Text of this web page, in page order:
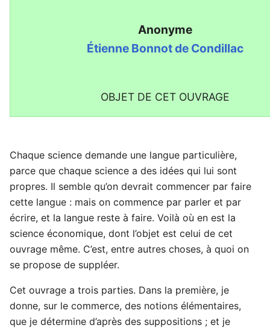
Anonyme
Étienne Bonnot de Condillac
OBJET DE CET OUVRAGE
Chaque science demande une langue particulière,
parce que chaque science a des idées qui lui sont
propres. Il semble qu’on devrait commencer par faire
cette langue : mais on commence par parler et par
écrire, et la langue reste à faire. Voilà où en est la
science économique, dont l’objet est celui de cet
ouvrage même. C’est, entre autres choses, à quoi on
se propose de suppléer.
Cet ouvrage a trois parties. Dans la première, je
donne, sur le commerce, des notions élémentaires,
que je détermine d’après des suppositions ; et je